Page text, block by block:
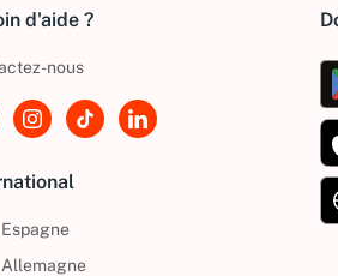
d'aide ?
nous
Espagne
Allemagne